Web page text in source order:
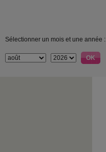
Sélectionner un mois et une année :